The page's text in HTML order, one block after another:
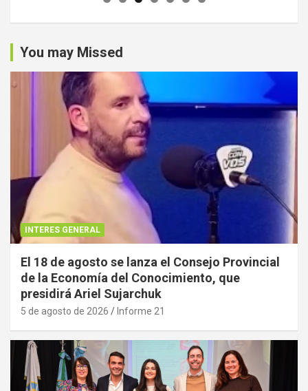
You may Missed
INTERES GENERAL
El 18 de agosto se lanza el Consejo Provincial
de la Economía del Conocimiento, que
presidirá Ariel Sujarchuk
5 de agosto de 2026 Informe 21